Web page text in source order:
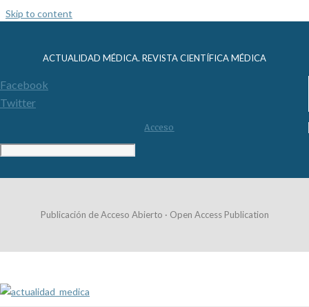
Skip to content
ACTUALIDAD MÉDICA. REVISTA CIENTÍFICA MÉDICA
Facebook
Twitter
Acceso
Publicación de Acceso Abierto · Open Access Publication